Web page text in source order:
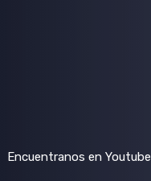
Encuentranos en Youtube